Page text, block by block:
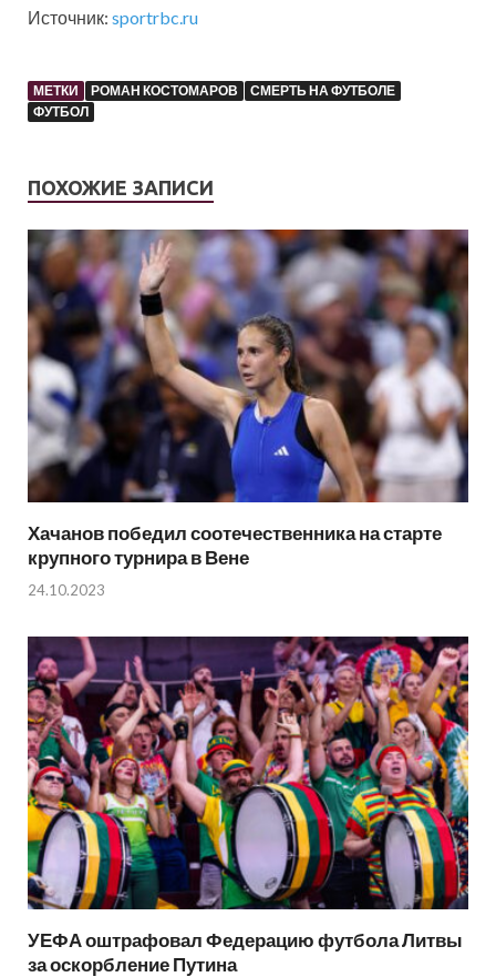
Источник: sportrbc.ru
МЕТКИ РОМАН КОСТОМАРОВ
СМЕРТЬ НА ФУТБОЛЕ
ФУТБОЛ
ПОХОЖИЕ ЗАПИСИ
Хачанов победил соотечественника на старте
крупного турнира в Вене
24.10.2023
УЕФА оштрафовал Федерацию футбола Литвы
за оскорбление Путина